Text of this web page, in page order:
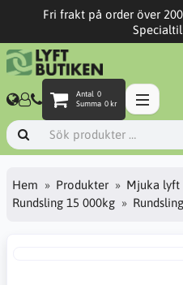
Fri frakt på order över
Antal 0
Summa 0 kr
Hem Produkter Mjuka lyft
Rundsling 15 000kg